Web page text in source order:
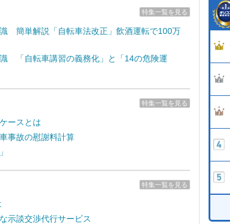
特集一覧を見る
識 簡単解説「自転車法改正」飲酒運転で100万
識 「自転車講習の義務化」と「14の危険運
特集一覧を見る
ースとは
事故の慰謝料計算
特集一覧を見る
示談交渉代行サービス